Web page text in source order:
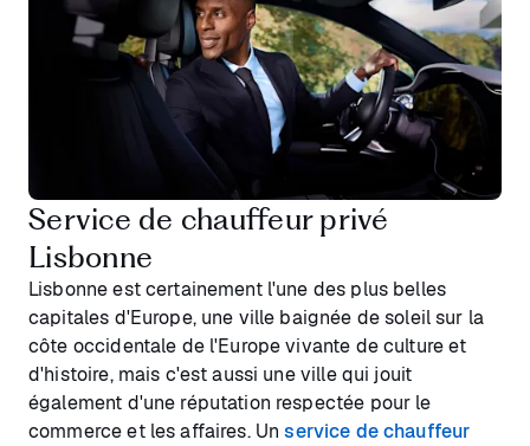
Service de chauffeur privé
Lisbonne
Lisbonne est certainement l'une des plus belles
capitales d'Europe, une ville baignée de soleil sur la
côte occidentale de l'Europe vivante de culture et
d'histoire, mais c'est aussi une ville qui jouit
également d'une réputation respectée pour le
commerce et les affaires. Unservice de chauffeur